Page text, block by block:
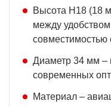
Высота H18 (18
между
совместимостью
Диаметр 34 мм –
современных
Материал –